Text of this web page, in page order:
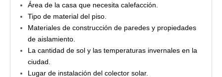
Área de la casa que necesita calefacción.
Tipo de material del piso.
Materiales de construcción de paredes y propiedades
de aislamiento.
La cantidad de sol y las temperaturas invernales en la
ciudad.
Lugar de instalación del colector solar.